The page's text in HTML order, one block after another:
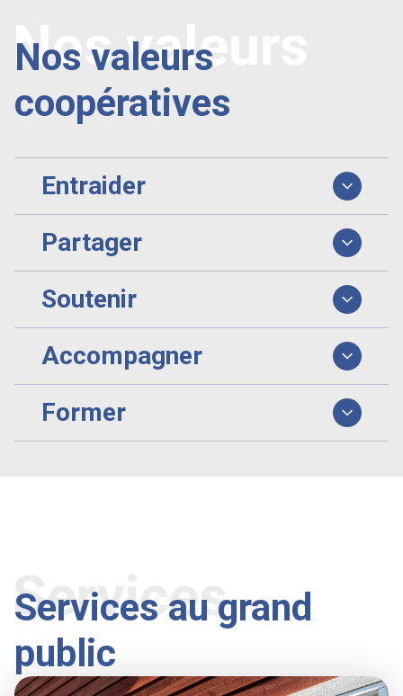
Nos valeurs
coopératives
Nos valeurs
Entraider
Partager
Soutenir
Accompagner
Former
Services au grand
public
Services